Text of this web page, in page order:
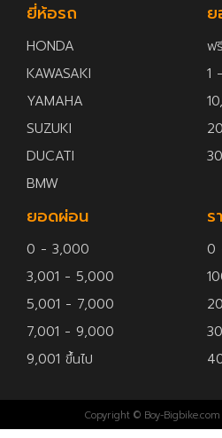
ยี่ห้อรถ
HONDA
KAWASAKI
YAMAHA
SUZUKI
DUCATI
BMW
ย
ฟ
1
ยอดผ่อน
0 - 3,000
3,001 - 5,000
5,001 - 7,000
7,001 - 9,000
9,001 ขึ้นไป
ร
0
Copyright © Boy-